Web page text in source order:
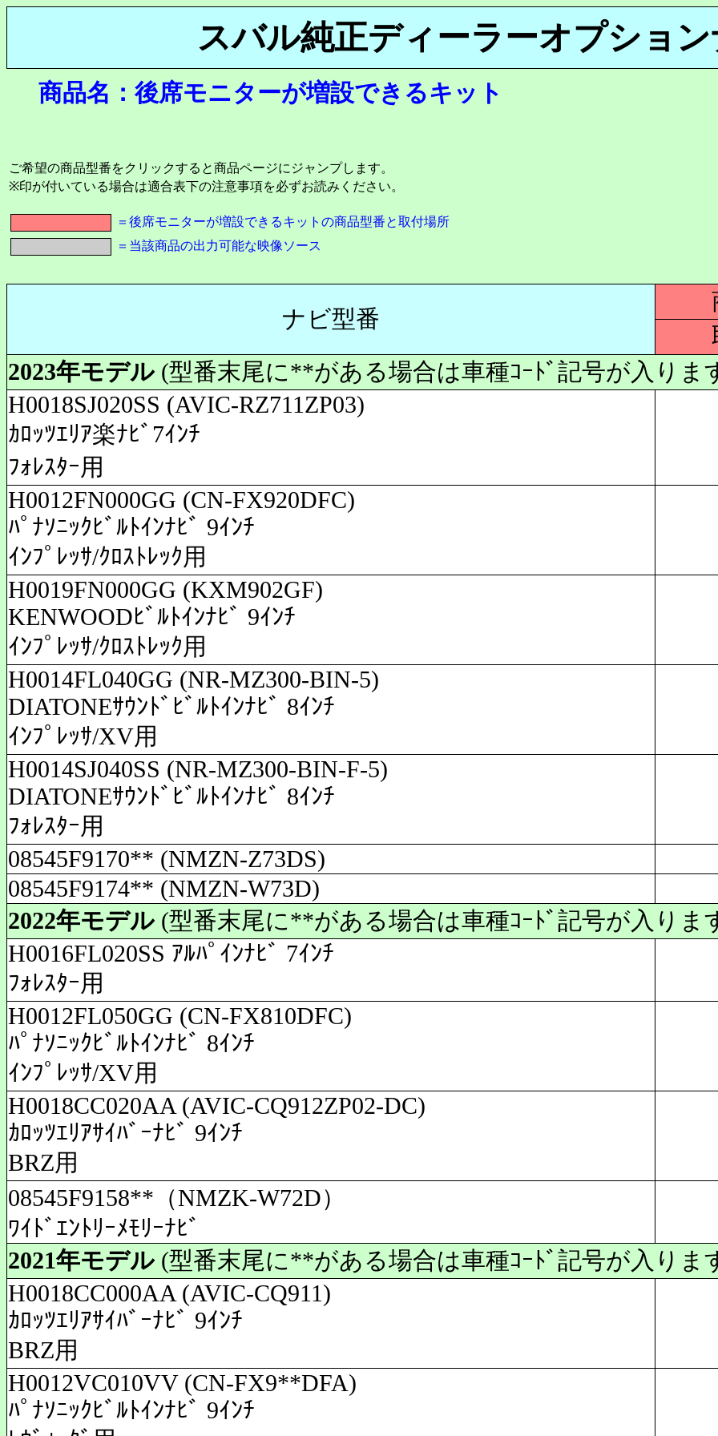
スバル純正ディーラーオプショ
商品名：後席モニターが増設できるキット
ご希望の商品型番をクリックすると商品ページにジャンプします。
※印が付いている場合は適合表下の注意事項を必ずお読みください。
＝後席モニターが増設できるキットの商品型番と取付場所
＝当該商品の出力可能な映像ソース
ナビ型番
2023年モデル(型番末尾に**がある場合は車種ｺｰﾄﾞ記号が入りま
H0018SJ020SS (AVIC-RZ711ZP03)
ｶﾛｯﾂｴﾘｱ楽ﾅﾋﾞ7ｲﾝﾁ
ﾌｫﾚｽﾀｰ用
H0012FN000GG (CN-FX920DFC)
ﾊﾟﾅｿﾆｯｸﾋﾞﾙﾄｲﾝﾅﾋﾞ 9ｲﾝﾁ
ｲﾝﾌﾟﾚｯｻ/ｸﾛｽﾄﾚｯｸ用
H0019FN000GG (KXM902GF)
KENWOODﾋﾞﾙﾄｲﾝﾅﾋﾞ 9ｲﾝﾁ
ｲﾝﾌﾟﾚｯｻ/ｸﾛｽﾄﾚｯｸ用
H0014FL040GG (NR-MZ300-BIN-5)
DIATONEｻｳﾝﾄﾞﾋﾞﾙﾄｲﾝﾅﾋﾞ 8ｲﾝﾁ
ｲﾝﾌﾟﾚｯｻ/XV用
H0014SJ040SS (NR-MZ300-BIN-F-5)
DIATONEｻｳﾝﾄﾞﾋﾞﾙﾄｲﾝﾅﾋﾞ 8ｲﾝﾁ
ﾌｫﾚｽﾀｰ用
08545F9170** (NMZN-Z73DS)
08545F9174** (NMZN-W73D)
2022年モデル(型番末尾に**がある場合は車種ｺｰﾄﾞ記号が入りま
H0016FL020SS ｱﾙﾊﾟｲﾝﾅﾋﾞ 7ｲﾝﾁ
ﾌｫﾚｽﾀｰ用
H0012FL050GG (CN-FX810DFC)
ﾊﾟﾅｿﾆｯｸﾋﾞﾙﾄｲﾝﾅﾋﾞ 8ｲﾝﾁ
ｲﾝﾌﾟﾚｯｻ/XV用
H0018CC020AA (AVIC-CQ912ZP02-DC)
ｶﾛｯﾂｴﾘｱｻｲﾊﾞｰﾅﾋﾞ 9ｲﾝﾁ
BRZ用
08545F9158**（NMZK-W72D）
ﾜｲﾄﾞｴﾝﾄﾘｰﾒﾓﾘｰﾅﾋﾞ
2021年モデル(型番末尾に**がある場合は車種ｺｰﾄﾞ記号が入りま
H0018CC000AA (AVIC-CQ911)
ｶﾛｯﾂｴﾘｱｻｲﾊﾞｰﾅﾋﾞ 9ｲﾝﾁ
BRZ用
H0012VC010VV (CN-FX9**DFA)
ﾊﾟﾅｿﾆｯｸﾋﾞﾙﾄｲﾝﾅﾋﾞ 9ｲﾝﾁ